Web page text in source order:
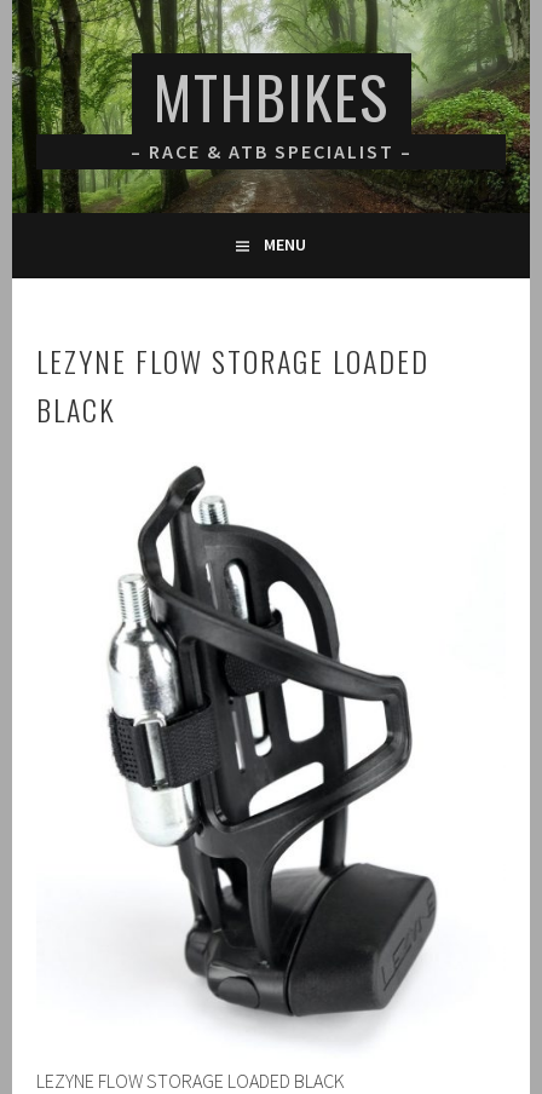
Spring
naar
inhoud
MTHBIKES
– RACE & ATB SPECIALIST –
MENU
LEZYNE FLOW STORAGE LOADED
BLACK
LEZYNE FLOW STORAGE LOADED BLACK